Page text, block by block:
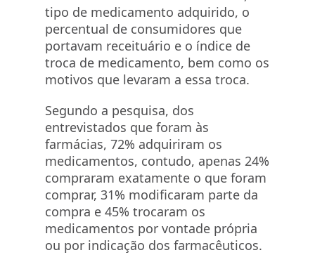
tipo de medicamento adquirido, o
percentual de consumidores que
portavam receituário e o índice de
troca de medicamento, bem como os
motivos que levaram a essa troca.
Segundo a pesquisa, dos
entrevistados que foram às
farmácias, 72% adquiriram os
medicamentos, contudo, apenas 24%
compraram exatamente o que foram
comprar, 31% modificaram parte da
compra e 45% trocaram os
medicamentos por vontade própria
ou por indicação dos farmacêuticos.